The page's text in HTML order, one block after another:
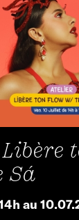
Libère
Sá
au